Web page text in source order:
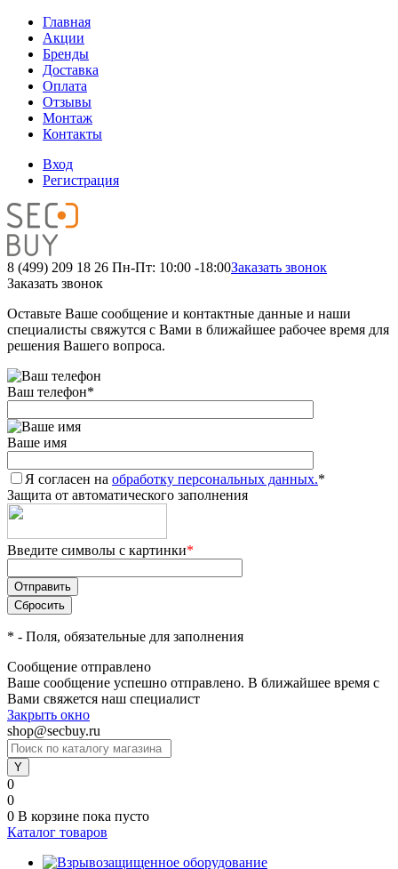
Главная
Акции
Бренды
Доставка
Оплата
Отзывы
Монтаж
Контакты
Вход
Регистрация
8 (499) 209 18 26 Пн-Пт: 10:00 -18:00Заказать звонок
Заказать звонок
Оставьте Ваше сообщение и контактные данные и наши
специалисты свяжутся с Вами в ближайшее рабочее время для
решения Вашего вопроса.
Ваш телефон*
Ваше имя
Я согласен на обработку персональных данных.*
Защита от автоматического заполнения
Введите символы с картинки*
* - Поля, обязательные для заполнения
Сообщение отправлено
Ваше сообщение успешно отправлено. В ближайшее время с
Вами свяжется наш специалист
Закрыть окно
shop@secbuy.ru
0
0
0 В корзине пока пусто
Каталог товаров